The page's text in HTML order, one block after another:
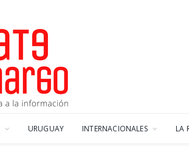
URUGUAY INTERNACIONALES LA